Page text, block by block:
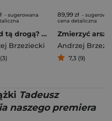
- sugerowana
Dokąd tą drogą? Piotr Nowina-Konopka w rozmowie z Andrzejem Brzezieckim
Brzeziecki
89,99 zł -
cena detaliczna
Andrzej
7,3 (9)
Tadeusz
naszego premiera